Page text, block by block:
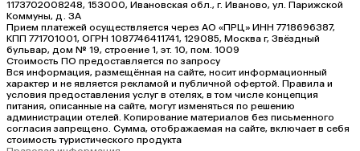
1173702008248, 153000, Ивановская обл., г. Иваново, ул. Парижской
Коммуны, д. ЗА
Прием платежей осуществляется через АО «ПРЦ» ИНН 7718696387,
КПП 771701001, ОГРН 1087746411741, 129085, Москва г, Звёздный
бульвар, дом № 19, строение 1, эт. 10, пом. 1009
Стоимость ПО предоставляется по запросу
Вся информация, размещённая на сайте, носит информационный
характер и не является рекламой и публичной офертой. Правила и
условия предоставления услуг в отелях, в том числе концепция
питания, описанные на сайте, могут изменяться по решению
администрации отелей. Копирование материалов без письменного
согласия запрещено. Сумма, отображаемая на сайте, включает в себя
стоимость туристического продукта